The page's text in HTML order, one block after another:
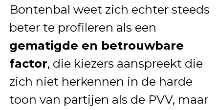
Bontenbal weet zich echter steeds
beter te profileren als een
gematigde en betrouwbare
factor, die kiezers aanspreekt die
zich niet herkennen in de harde
toon van partijen als de PVV, maar